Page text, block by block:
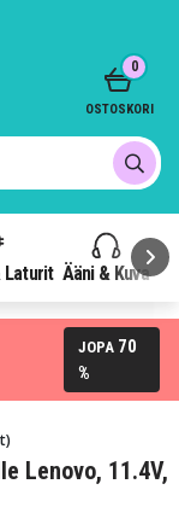
Laturit Ääni & Kuva
0
OSTOSKORI
JOPA 70
%
Lenovo, 11.4V,